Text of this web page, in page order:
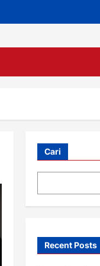
Cari
Recent Posts